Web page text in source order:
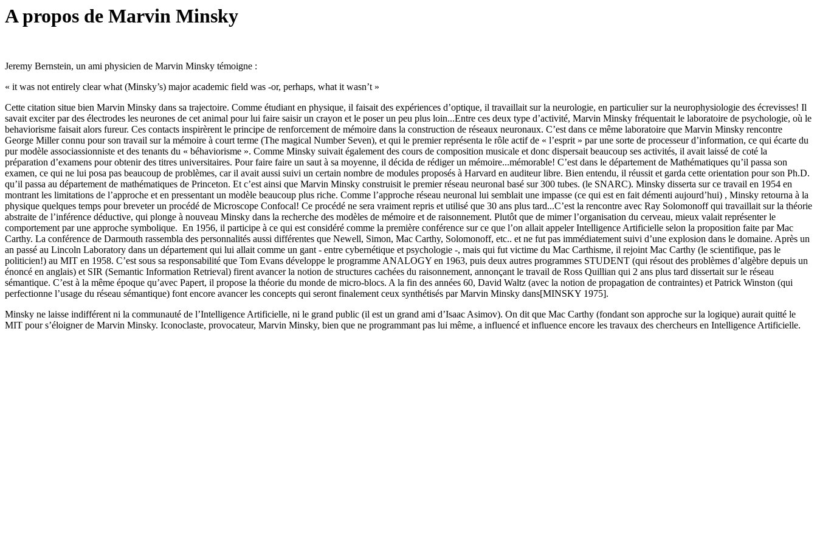
A propos de Marvin Minsky
Jeremy Bernstein, un ami physicien de Marvin Minsky témoigne :
« it was not entirely clear what (Minsky’s) major academic field was -or, perhaps, what it wasn’t »
Cette citation situe bien Marvin Minsky dans sa trajectoire. Comme étudiant en physique, il faisait des expériences d’optique, il travaillait sur la neurologie, en particulier sur la neurophysiologie des écrevisses! Il
savait exciter par des électrodes les neurones de cet animal pour lui faire saisir un crayon et le poser un peu plus loin...Entre ces deux type d’activité, Marvin Minsky fréquentait le laboratoire de psychologie, où le
behaviorisme faisait alors fureur. Ces contacts inspirèrent le principe de renforcement de mémoire dans la construction de réseaux neuronaux. C’est dans ce même laboratoire que Marvin Minsky rencontre
George Miller connu pour son travail sur la mémoire à court terme (The magical Number Seven), et qui le premier représenta le rôle actif de « l’esprit » par une sorte de processeur d’information, ce qui écarte du
pur modèle associassionniste etdes tenants du « béhaviorisme ». Comme Minsky suivait également des cours de composition musicale et donc dispersait beaucoup ses activités, il avait laissé de coté la
préparation d’examens pour obtenir des titres universitaires. Pour faire faire un saut à sa moyenne, il décida de rédiger un mémoire...mémorable! C’est dans le département de Mathématiques qu’il passa son
examen, ce qui ne lui posa pas beaucoup de problèmes, car il avait aussi suivi un certain nombre de modules proposés à Harvard en auditeur libre. Bien entendu, il réussit et garda cette orientation pour son Ph.D.
qu’il passa au département de mathématiques de Princeton. Et c’est ainsi que Marvin Minsky construisit le premier réseau neuronal basé sur 300 tubes. (le SNARC). Minsky disserta sur ce travail en 1954 en
montrant les limitations de l’approche et en pressentant un modèle beaucoup plus riche. Comme l’approche réseau neuronal lui semblait une impasse (ce qui est en fait démenti aujourd’hui) , Minsky retourna à la
physique quelques temps pour breveter un procédé de Microscope Confocal! Ce procédé ne sera vraiment repris et utilisé que 30 ans plus tard...C’est la rencontre avec Ray Solomonoff qui travaillait sur la théorie
abstraite de l’inférence déductive, qui plonge à nouveau Minsky dans la recherche des modèles de mémoire et de raisonnement. Plutôt que de mimer l’organisation du cerveau, mieux valait représenter le
comportement par une approche symbolique. En 1956, il participe à ce qui est considéré comme la première conférence sur ce que l’on allait appeler Intelligence Artificielle selon la proposition faite par Mac
Carthy. La conférence de Darmouth rassembla des personnalités aussi différentes que Newell, Simon, Mac Carthy, Solomonoff, etc.. et ne fut pas immédiatement suivi d’une explosion dans le domaine. Après un
an passé au Lincoln Laboratory dans un département qui lui allait comme un gant - entre cybernétique et psychologie -, mais qui fut victime du Mac Carthisme, il rejoint Mac Carthy (le scientifique, pas le
politicien!) au MIT en 1958. C’est sous sa responsabilité que Tom Evans développe le programme ANALOGY en 1963, puis deux autres programmes STUDENT (qui résout des problèmes d’algèbre depuis un
énoncé en anglais) et SIR (Semantic Information Retrieval) firent avancer la notion de structures cachées du raisonnement, annonçant le travail de Ross Quillian qui 2 ans plus tard dissertait sur le réseau
sémantique. C’est à la même époque qu’avec Papert, il propose la théorie du monde de micro-blocs. A la fin des années 60, David Waltz (avec la notion de propagation de contraintes) et Patrick Winston (qui
perfectionne l’usage du réseau sémantique) font encore avancer les concepts qui seront finalement ceux synthétisés par Marvin Minsky dans[MINSKY 1975].
Minsky ne laisse indifférent ni la communauté de l’Intelligence Artificielle, ni le grand public (il est un grand ami d’Isaac Asimov). On dit que Mac Carthy (fondant son approche sur la logique) aurait quitté le
MIT pour s’éloigner de Marvin Minsky. Iconoclaste, provocateur, Marvin Minsky, bien que ne programmant pas lui même, a influencé et influence encore les travaux des chercheurs en Intelligence Artificielle.